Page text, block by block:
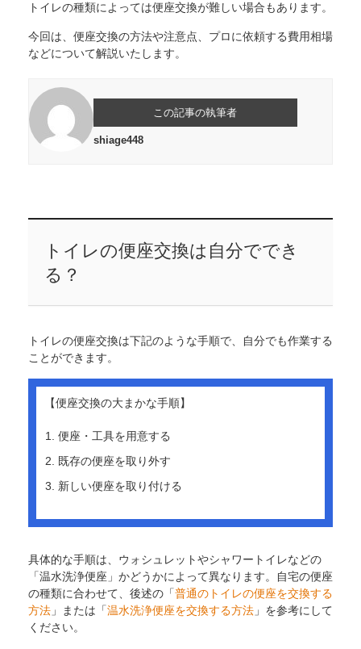
トイレの種類によっては便座交換が難しい場合もあります。
今回は、便座交換の方法や注意点、プロに依頼する費用相場
などについて解説いたします。
この記事の執筆者
shiage448
トイレの便座交換は自分ででき
る？
トイレの便座交換は下記のような手順で、自分でも作業する
ことができます。
【便座交換の大まかな手順】
便座・工具を用意する
既存の便座を取り外す
新しい便座を取り付ける
具体的な手順は、ウォシュレットやシャワートイレなどの
「温水洗浄便座」かどうかによって異なります。自宅の便座
の種類に合わせて、後述の「普通のトイレの便座を交換する
方法 」または「温水洗浄便座を交換する方法 」を参考にして
ください。